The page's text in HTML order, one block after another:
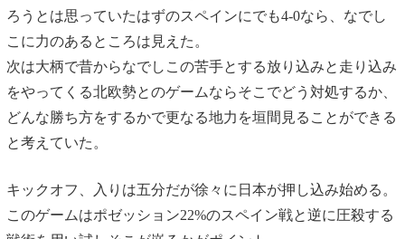
ろうとは思っていたはずのスペインにでも4-0なら、なでし
こに力のあるところは見えた。
次は大柄で昔からなでしこの苦手とする放り込みと走り込み
をやってくる北欧勢とのゲームならそこでどう対処するか、
どんな勝ち方をするかで更なる地力を垣間見ることができる
と考えていた。
キックオフ、入りは五分だが徐々に日本が押し込み始める。
このゲームはポゼッション22%のスペイン戦と逆に圧殺する